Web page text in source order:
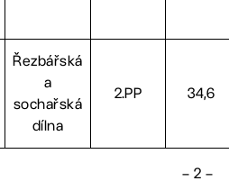
Řezbářská
a
sochařská
dílna
2.PP 34,6
– 2 –